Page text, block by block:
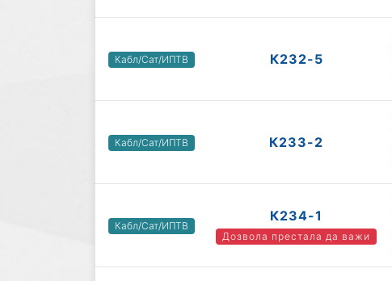
Кабл/Сат/ИПТВ К232-5
Кабл/Сат/ИПТВ К233-2
Кабл/Сат/ИПТВ
К234-1
Дозвола престала да важи